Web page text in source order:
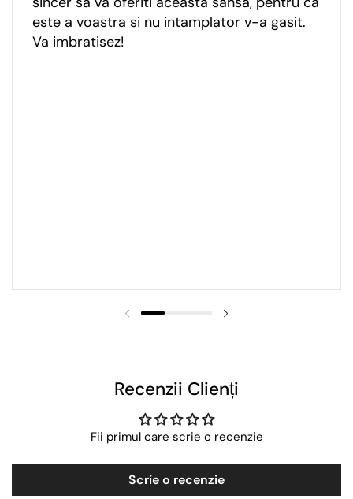
este a voastra si nu intamplator v-a gasit.
Va imbratisez!
Recenzii Clienți
Fii primul care scrie o recenzie
Scrie o recenzie